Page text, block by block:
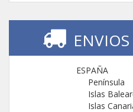
ESPAÑA
Península
Islas
Islas